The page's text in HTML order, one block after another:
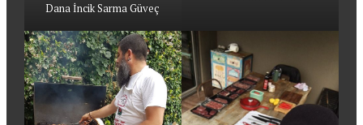
Dana İncik Sarma Güveç